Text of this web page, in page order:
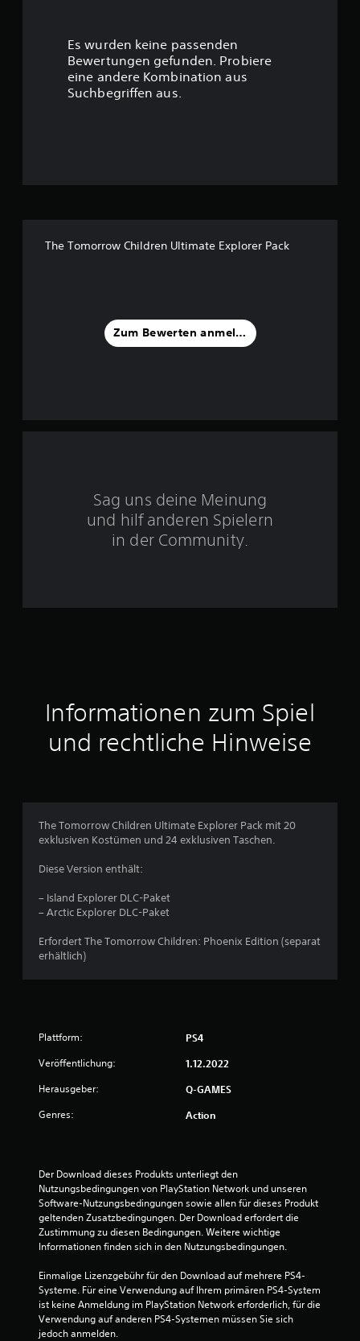
:
5
t
B
w
e
g
Es wurden keine passenden
Bewertungen gefunden. Probiere
eine andere Kombination aus
Suchbegriffen aus.
The Tomorrow Children Ultimate Explorer Pack
Zum Bewerten anmelden
Sag uns deine Meinung
und hilf anderen Spielern
in der Community.
Informationen zum Spiel
und rechtliche Hinweise
The Tomorrow Children Ultimate Explorer Pack mit 20
exklusiven Kostümen und 24 exklusiven Taschen.
Diese Version enthält:
– Island Explorer DLC-Paket
– Arctic Explorer DLC-Paket
Erfordert The Tomorrow Children: Phoenix Edition (separat
erhältlich)
Plattform: PS4
Veröffentlichung: 1.12.2022
Herausgeber: Q-GAMES
Genres: Action
Der Download dieses Produkts unterliegt den
Nutzungsbedingungen von PlayStation Network und unseren
Software-Nutzungsbedingungen sowie allen für dieses Produkt
geltenden Zusatzbedingungen. Der Download erfordert die
Zustimmung zu diesen Bedingungen. Weitere wichtige
Informationen finden sich in den Nutzungsbedingungen.
Einmalige Lizenzgebühr für den Download auf mehrere PS4-
Systeme. Für eine Verwendung auf Ihrem primären PS4-System
ist keine Anmeldung im PlayStation Network erforderlich, für die
Verwendung auf anderen PS4-Systemen müssen Sie sich
jedoch anmelden.